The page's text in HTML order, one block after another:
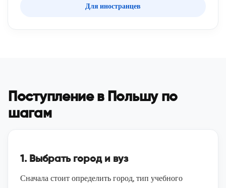
Для иностранцев
Поступление в Польшу по
шагам
1. Выбрать город и вуз
Сначала стоит определить город, тип учебного